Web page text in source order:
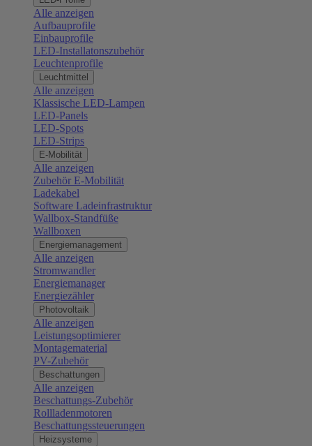
Alle anzeigen
Aufbauprofile
Einbauprofile
LED-Installatonszubehör
Leuchtenprofile
Leuchtmittel
Alle anzeigen
Klassische LED-Lampen
LED-Panels
LED-Spots
LED-Strips
E-Mobilität
Alle anzeigen
Zubehör E-Mobilität
Ladekabel
Software Ladeinfrastruktur
Wallbox-Standfüße
Wallboxen
Energiemanagement
Alle anzeigen
Stromwandler
Energiemanager
Energiezähler
Photovoltaik
Alle anzeigen
Leistungsoptimierer
Montagematerial
PV-Zubehör
Beschattungen
Alle anzeigen
Beschattungs-Zubehör
Rollladenmotoren
Beschattungssteuerungen
Heizsysteme